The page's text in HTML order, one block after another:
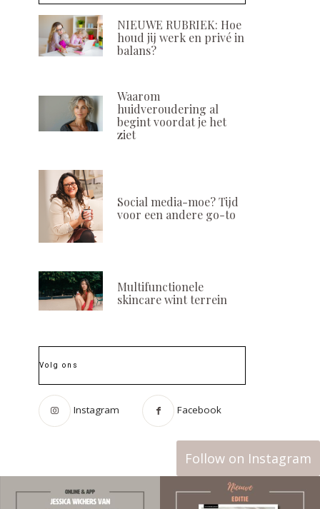
NIEUWE RUBRIEK: Hoe
houd jij werk en privé in
balans?
Waarom
huidveroudering al
begint voordat je het
ziet
Social media-moe? Tijd
voor een andere go-to
Multifunctionele
skincare wint terrein
Volg ons
Instagram Facebook
Follow on Instagram